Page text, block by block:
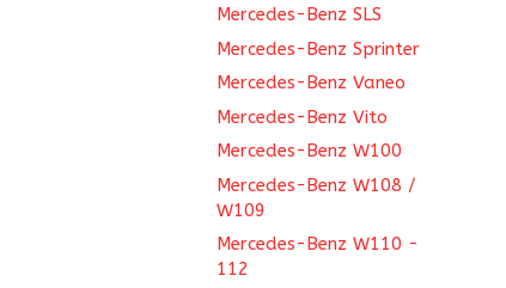
Mercedes-Benz SLS
Mercedes-Benz Sprinter
Mercedes-Benz Vaneo
Mercedes-Benz Vito
Mercedes-Benz W100
Mercedes-Benz W108 /
W109
Mercedes-Benz W110 -
112